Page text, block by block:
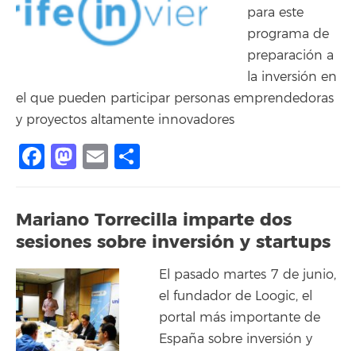
para este
programa de
preparación a
la inversión en
el que pueden participar personas emprendedoras
y proyectos altamente innovadores
Facebook
Mastodon
Email
Mariano Torrecilla imparte dos
sesiones sobre inversión y startups
El pasado martes 7 de junio,
el fundador de Loogic, el
portal más importante de
España sobre inversión y